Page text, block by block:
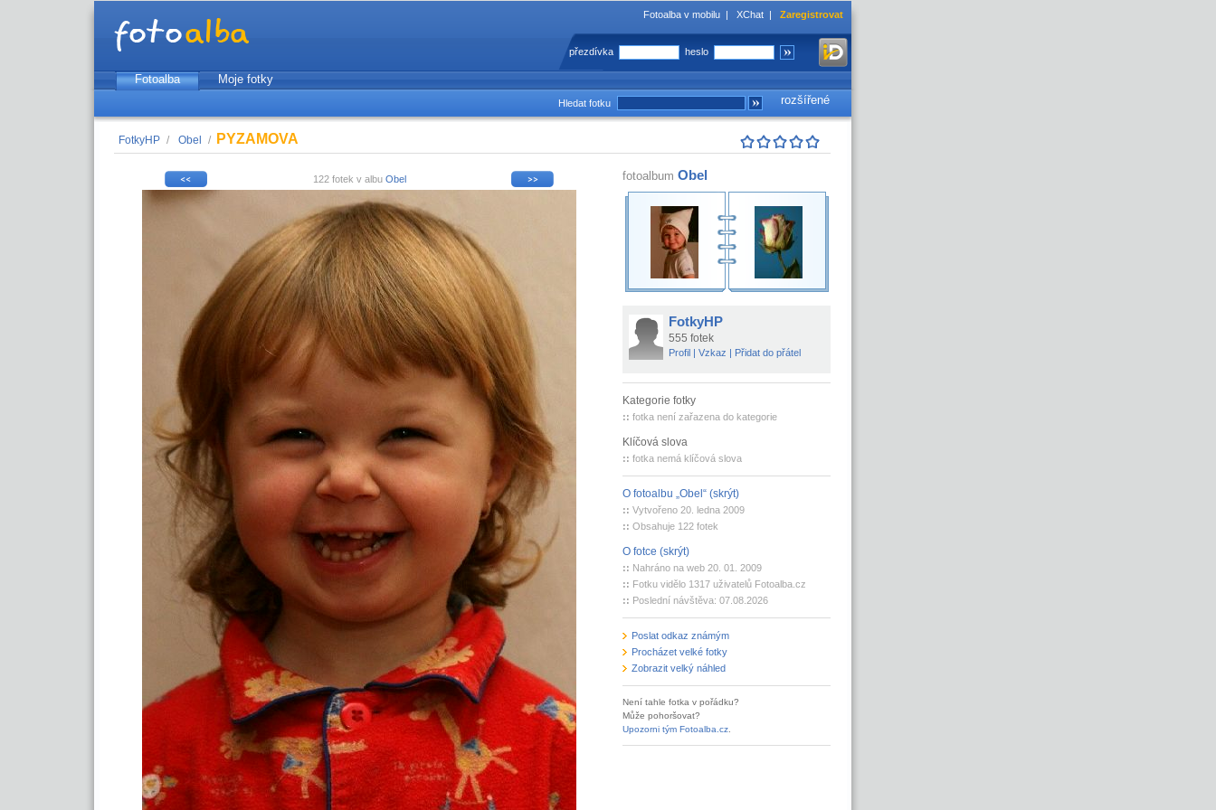
Fotoalba v mobilu | XChat | Zaregistrovat
přezdívka heslo
Fotoalba
Moje fotky
rozšířené
Hledat fotku
FotkyHP / Obel / PYZAMOVA
122 fotek v albu Obel fotoalbum Obel
FotkyHP
555 fotek
Profil| Vzkaz | Přidat do přátel
Kategorie fotky
:: fotka není zařazena do kategorie
Klíčová slova
:: fotka nemá klíčová slova
O fotoalbu „Obel“ (skrýt)
:: Vytvořeno 20. ledna 2009
:: Obsahuje 122 fotek
O fotce (skrýt)
:: Nahráno na web 20. 01. 2009
:: Fotku vidělo 1317 uživatelů Fotoalba.cz
:: Poslední návštěva: 07.08.2026
Poslat odkaz známým
Procházet velké fotky
Zobrazit velký náhled
Není tahle fotka v pořádku?
Může pohoršovat?
Upozorni tým Fotoalba.cz